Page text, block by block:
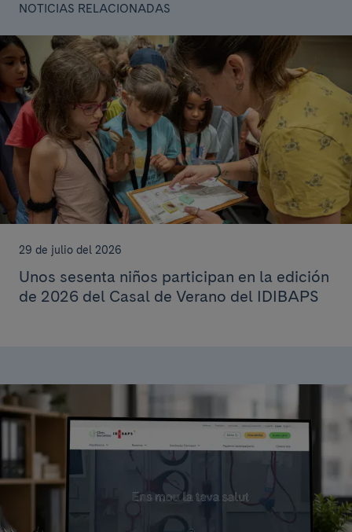
NOTICIAS RELACIONADAS
29 de julio del 2026
Unos sesenta niños participan en la edición
de 2026 del Casal de Verano del IDIBAPS